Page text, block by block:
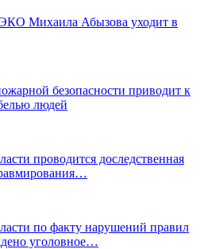
Михаила Абызова уходит в
безопасности приводит к
людей
проводится доследственная
по факту нарушений правил
уголовное…